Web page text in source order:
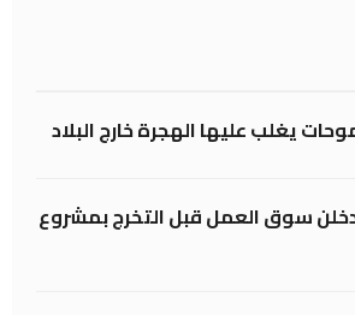
يغلب عليها الهجرة خارج البلاد
سوق العمل قبل التخرج بمشروع